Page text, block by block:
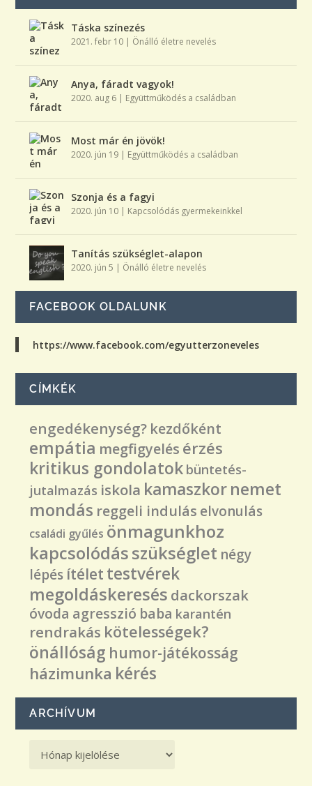
Táska színezés
2021. febr 10 | Önálló életre nevelés
Anya, fáradt vagyok!
2020. aug 6 | Együttműködés a családban
Most már én jövök!
2020. jún 19 | Együttműködés a családban
Szonja és a fagyi
2020. jún 10 | Kapcsolódás gyermekeinkkel
Tanítás szükséglet-alapon
2020. jún 5 | Önálló életre nevelés
FACEBOOK OLDALUNK
https://www.facebook.com/egyutterzoneveles
CÍMKÉK
engedékenység? kezdőként
empátia megfigyelés érzés
kritikus gondolatok büntetés-
jutalmazás iskola kamaszkornemet
mondás reggeli indulás elvonulás
családi gyűlés önmagunkhoz
kapcsolódásszükséglet négy
lépés ítélet testvérek
megoldáskeresés dackorszak
óvoda agresszió baba karantén
rendrakás kötelességek?
önállóság humor-játékosság
házimunka kérés
ARCHÍVUM